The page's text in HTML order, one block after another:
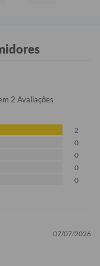
2 Avaliações
2
0
0
0
0
07/07/2026